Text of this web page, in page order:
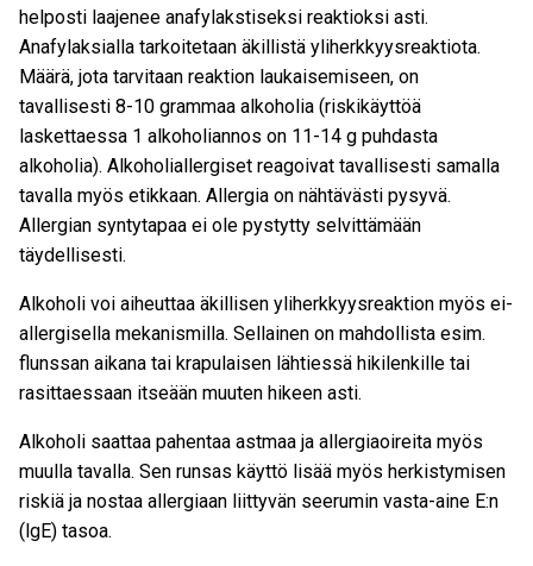
helposti laajenee anafylakstiseksi reaktioksi asti.
Anafylaksialla tarkoitetaan äkillistä yliherkkyysreaktiota.
Määrä, jota tarvitaan reaktion laukaisemiseen, on
tavallisesti 8-10 grammaa alkoholia (riskikäyttöä
laskettaessa 1 alkoholiannos on 11-14 g puhdasta
alkoholia). Alkoholiallergiset reagoivat tavallisesti samalla
tavalla myös etikkaan. Allergia on nähtävästi pysyvä.
Allergian syntytapaa ei ole pystytty selvittämään
täydellisesti.
Alkoholi voi aiheuttaa äkillisen yliherkkyysreaktion myös ei-
allergisella mekanismilla. Sellainen on mahdollista esim.
flunssan aikana tai krapulaisen lähtiessä hikilenkille tai
rasittaessaan itseään muuten hikeen asti.
Alkoholi saattaa pahentaa astmaa ja allergiaoireita myös
muulla tavalla. Sen runsas käyttö lisää myös herkistymisen
riskiä ja nostaa allergiaan liittyvän seerumin vasta-aine E:n
(lgE) tasoa.